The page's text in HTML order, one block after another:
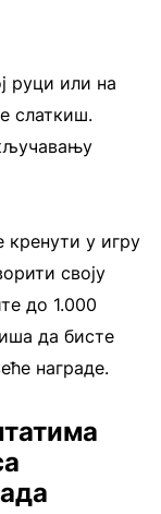
руци или на
слаткиш.
кренути у игру
своју
до 1.000
да бисте
награде.